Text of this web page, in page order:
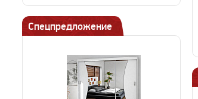
Спецпредложение